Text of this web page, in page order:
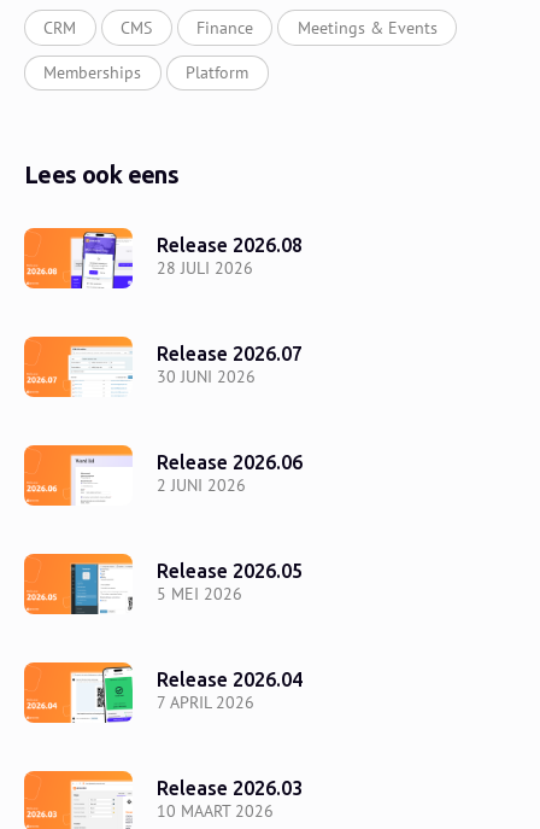
CRM CMS Finance Meetings & Events
Memberships Platform
Lees ook eens
28 JULI 2026
Release 2026.08
30 JUNI 2026
Release 2026.07
2 JUNI 2026
Release 2026.06
5 MEI 2026
Release 2026.05
7 APRIL 2026
Release 2026.04
10 MAART 2026
Release 2026.03